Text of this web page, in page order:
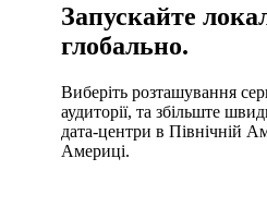
Запускайте
глобально.
Виберіть розташування
аудиторії, та збільште
дата-центри в Північній
Америці.